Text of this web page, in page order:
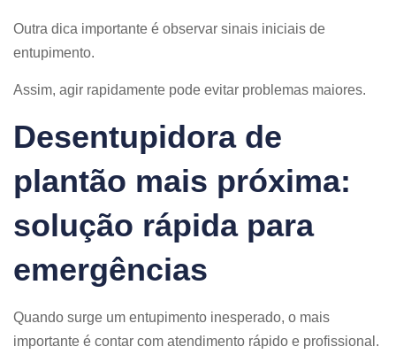
Outra dica importante é observar sinais iniciais de
entupimento.
Assim, agir rapidamente pode evitar problemas maiores.
Desentupidora de
plantão mais próxima:
solução rápida para
emergências
Quando surge um entupimento inesperado, o mais
importante é contar com atendimento rápido e profissional.